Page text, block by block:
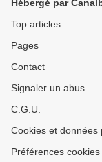
Hébergé par
Top articles
Pages
Contact
Signaler un abus
C.G.U.
Cookies et données
Préférences cookies